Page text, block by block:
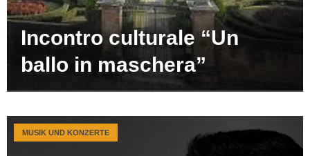
Incontro culturale “Un
ballo in maschera”
MUSIK UND KONZERTE